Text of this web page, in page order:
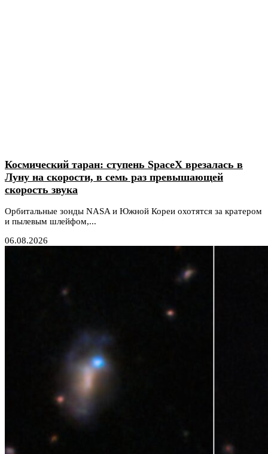
Космический таран: ступень SpaceX врезалась в
Луну на скорости, в семь раз превышающей
скорость звука
Орбитальные зонды NASA и Южной Кореи охотятся за кратером
и пылевым шлейфом,...
06.08.2026